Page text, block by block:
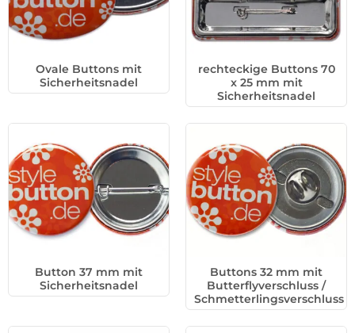
Ovale Buttons mit
Sicherheitsnadel
rechteckige Buttons 70
x 25 mm mit
Sicherheitsnadel
Button 37 mm mit
Sicherheitsnadel
Buttons 32 mm mit
Butterflyverschluss /
Schmetterlingsverschluss